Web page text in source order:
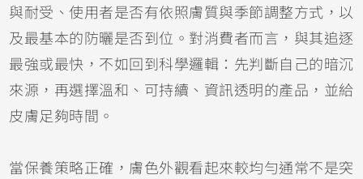
與耐受、使用者是否有依照膚質與季節調整方式，以
及最基本的防曬是否到位。對消費者而言，與其追逐
最強或最快，不如回到科學邏輯：先判斷自己的暗沉
來源，再選擇溫和、可持續、資訊透明的產品，並給
皮膚足夠時間。
當保養策略正確，膚色外觀看起來較均勻通常不是突